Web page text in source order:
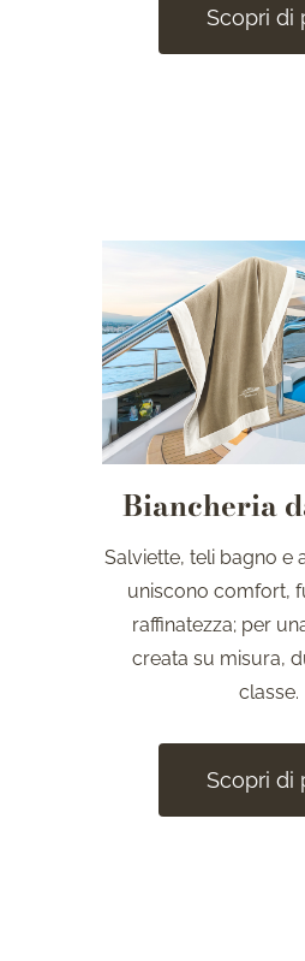
Scopri di
Biancheria
Salviette, teli bagno e
uniscono comfort,
raffinatezza; per
creata su misura,
classe.
Scopri di